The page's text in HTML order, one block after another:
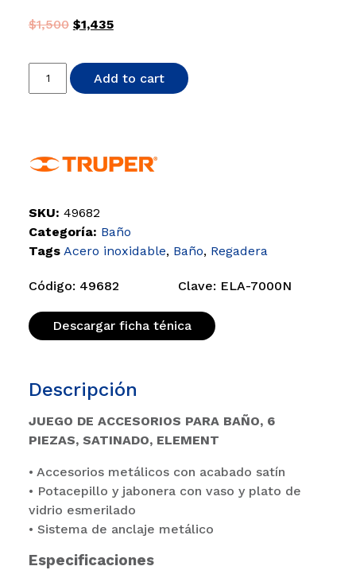
$1,500 $1,435
Add to cart
SKU: 49682
Categoría: Baño
Tags Acero inoxidable, Baño, Regadera
Código: 49682 Clave: ELA-7000N
Descargar ficha ténica
Descripción
JUEGO DE ACCESORIOS PARA BAÑO, 6
PIEZAS, SATINADO, ELEMENT
• Accesorios metálicos con acabado satín
• Potacepillo y jabonera con vaso y plato de
vidrio esmerilado
• Sistema de anclaje metálico
Especificaciones